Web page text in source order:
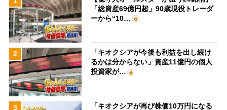
「総資産69億円超」90歳現役トレーダ
ーから“10…
2
「キオクシアが今後も利益を出し続け
るかは分からない」資産11億円の個人
投資家が…
3
「キオクシアが再び株価10万円になる